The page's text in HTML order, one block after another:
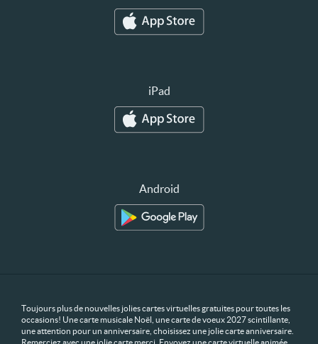
iPad
Android
Toujours plus de nouvelles jolies cartes virtuelles gratuites pour toutes les
occasions! Une carte musicale Noël, une carte de voeux 2027 scintillante,
une attention pour un anniversaire, choisissez une jolie carte anniversaire.